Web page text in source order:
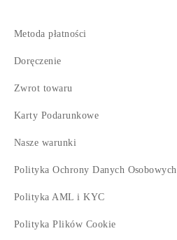
Metoda płatności
Doręczenie
Zwrot towaru
Karty Podarunkowe
Nasze warunki
Polityka Ochrony Danych Osobowych
Polityka AML i KYC
Polityka Plików Cookie